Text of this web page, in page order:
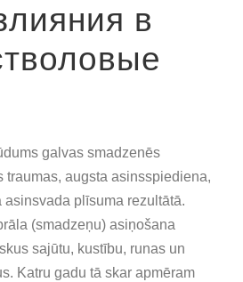
в
galvas smadzenēs
traumas, augsta asinsspiediena,
asinsvada plīsuma rezultātā.
(smadzeņu) asiņošana
sajūtu, kustību, runas un
Katru gadu tā skar apmēram